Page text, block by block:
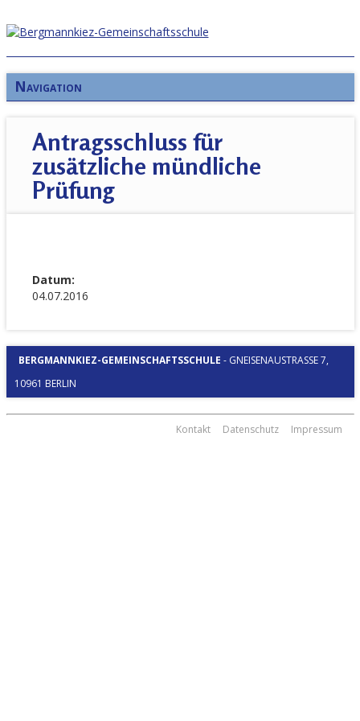
Navigation
Antragsschluss für
zusätzliche mündliche
Prüfung
Datum:
04.07.2016
BERGMANNKIEZ-GEMEINSCHAFTSSCHULE - GNEISENAUSTRASSE 7, 1
0961 BERLIN
Kontakt Datenschutz Impressum